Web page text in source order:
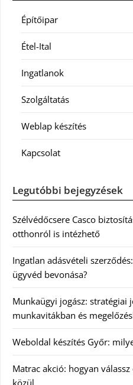
Építőipar
Étel-Ital
Ingatlanok
Szolgáltatás
Weblap készítés
Kapcsolat
Legutóbbi bejegyzések
Szélvédőcsere Casco
otthonról is intézhető
Ingatlan adásvételi
ügyvéd bevonása?
Munkaügyi jogász: stratégiai
munkavitákban és
Weboldal készítés Győr:
Matrac akció: hogyan
közül